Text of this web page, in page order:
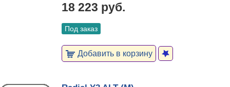
18 223 руб.
Под заказ
Добавить в корзину